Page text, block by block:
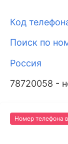
Код
Поиск по
Россия
78720058 -
Номер телефона